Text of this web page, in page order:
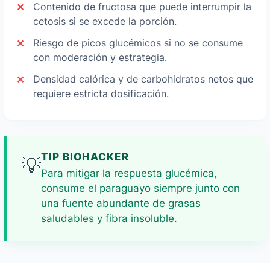
Contenido de fructosa que puede interrumpir la
cetosis si se excede la porción.
Riesgo de picos glucémicos si no se consume
con moderación y estrategia.
Densidad calórica y de carbohidratos netos que
requiere estricta dosificación.
💡TIP BIOHACKER
Para mitigar la respuesta glucémica,
consume el paraguayo siempre junto con
una fuente abundante de grasas
saludables y fibra insoluble.